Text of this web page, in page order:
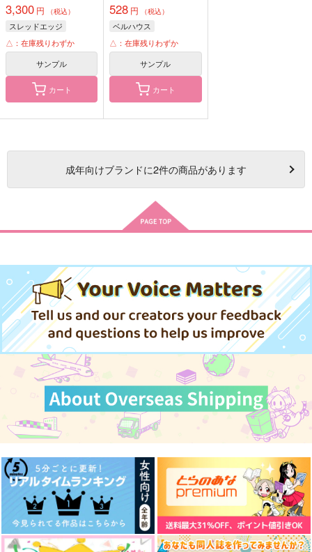
クチャーズ スクエア
缶バッジコレクション
BOX
3,300 円 （税込）
スレッドエッジ
△：在庫残りわずか
サンプル
カート
528 円 （税込）
ベルハウス
△：在庫残りわずか
サンプル
カート
成年向けブランドに2件の商品があります